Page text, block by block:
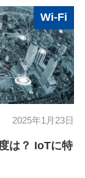
Wi-Fi
2025年1月23日
は？ IoTに特